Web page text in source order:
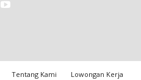
Tentang Kami
Lowongan Kerja